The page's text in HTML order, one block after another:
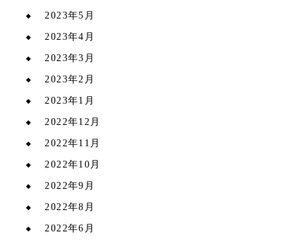
2023年5月
2023年4月
2023年3月
2023年2月
2023年1月
2022年12月
2022年11月
2022年10月
2022年9月
2022年8月
2022年6月